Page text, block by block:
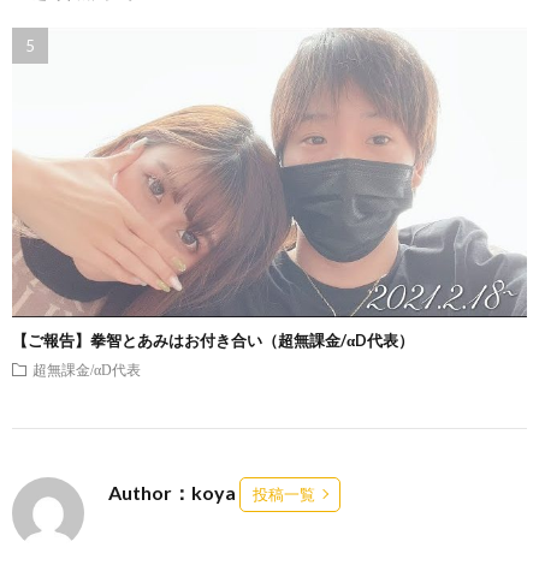
【ご報告】拳智とあみはお付き合い（超無課金/αD代表）
超無課金/αD代表
Author：koya 投稿一覧